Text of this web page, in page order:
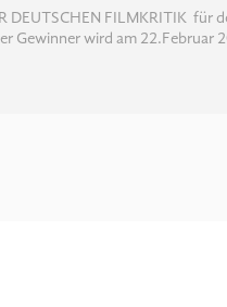
DEUTSCHEN FILMKRITIK für
Gewinner wird am 22.Februar